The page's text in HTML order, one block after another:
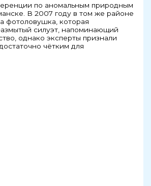
по аномальным природным
В 2007 году в том же районе
фотоловушка, которая
силуэт, напоминающий
однако эксперты признали
чётким для